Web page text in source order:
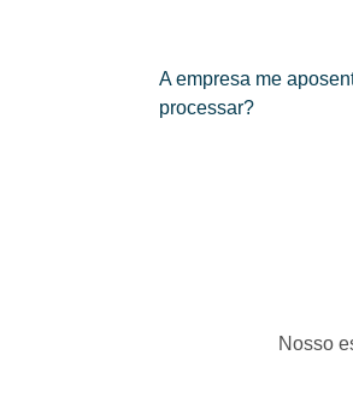
A empresa me
processar?
Nosso